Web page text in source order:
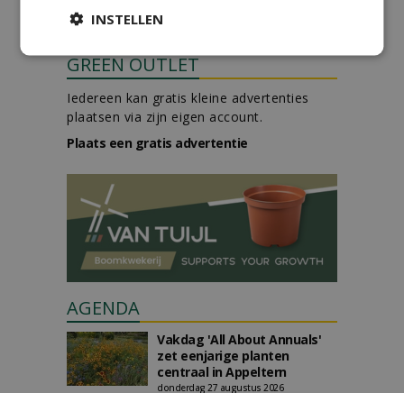
GREEN OUTLET
Iedereen kan gratis kleine advertenties
plaatsen via zijn eigen account.
Plaats een gratis advertentie
AGENDA
Vakdag 'All About Annuals'
zet eenjarige planten
centraal in Appeltern
donderdag 27 augustus 2026
INSTELLEN